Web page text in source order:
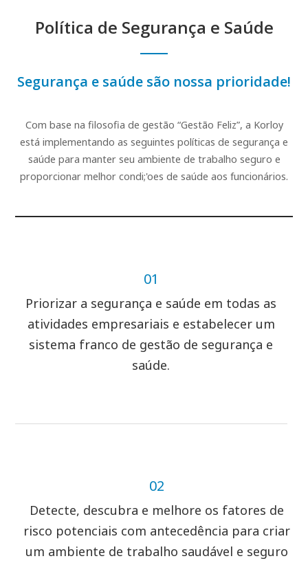
Política de Segurança e Saúde
Segurança e saúde são nossa prioridade!
Com base na filosofia de gestão “Gestão Feliz”, a Korloy
está implementando as seguintes políticas de segurança e
saúde para manter seu ambiente de trabalho seguro e
proporcionar melhor condi;'oes de saúde aos funcionários.
01
Priorizar a segurança e saúde em todas as
atividades empresariais e estabelecer um
sistema franco de gestão de segurança e
saúde.
02
Detecte, descubra e melhore os fatores de
risco potenciais com antecedência para criar
um ambiente de trabalho saudável e seguro